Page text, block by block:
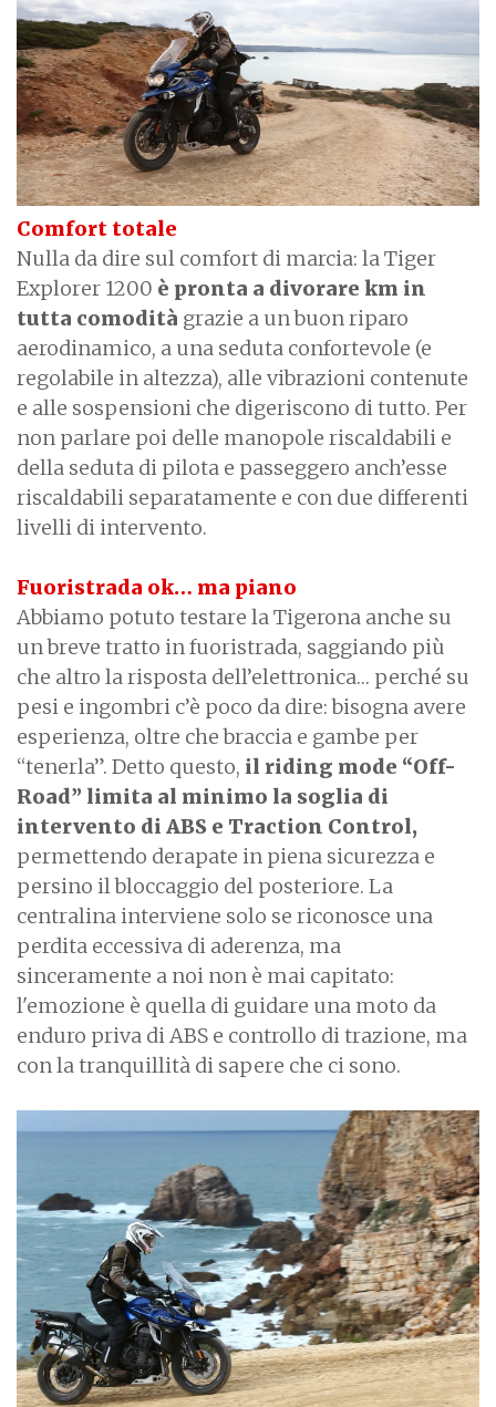
Comfort totale
Nulla da dire sul comfort di marcia: la Tiger
Explorer 1200 è pronta a divorare km in
tutta comodità grazie a un buon riparo
aerodinamico, a una seduta confortevole (e
regolabile in altezza), alle vibrazioni contenute
e alle sospensioni che digeriscono di tutto. Per
non parlare poi delle manopole riscaldabili e
della seduta di pilota e passeggero anch’esse
riscaldabili separatamente e con due differenti
livelli di intervento.
Fuoristrada ok… ma piano
Abbiamo potuto testare la Tigerona anche su
un breve tratto in fuoristrada, saggiando più
che altro la risposta dell’elettronica… perché su
pesi e ingombri c’è poco da dire: bisogna avere
esperienza, oltre che braccia e gambe per
“tenerla”. Detto questo, il riding mode “Off-
Road” limita al minimo la soglia di
intervento di ABS e Traction Control,
permettendo derapate in piena sicurezza e
persino il bloccaggio del posteriore. La
centralina interviene solo se riconosce una
perdita eccessiva di aderenza, ma
sinceramente a noi non è mai capitato:
l'emozione è quella di guidare una moto da
enduro priva di ABS e controllo di trazione, ma
con la tranquillità di sapere che ci sono.